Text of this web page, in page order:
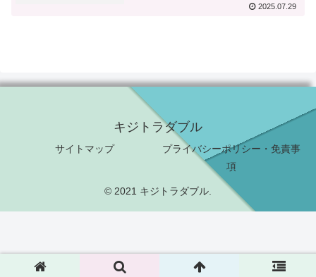
2025.07.29
キジトラダブル
サイトマップ
プライバシーポリシー・免責事
項
© 2021 キジトラダブル.